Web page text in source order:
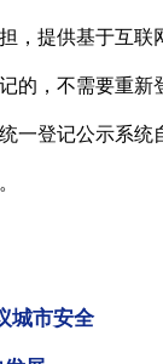
提供基于互联
，不需要重新
一登记公示系
城市安全